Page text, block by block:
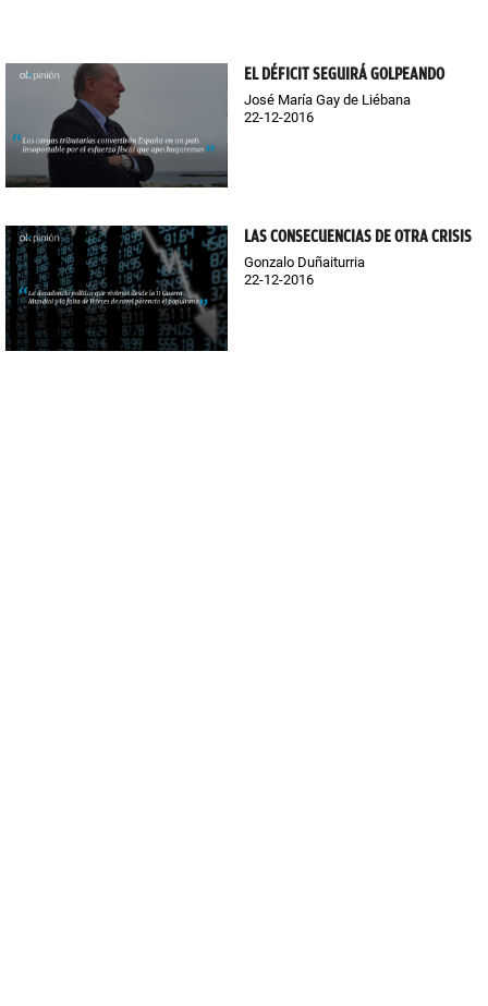
EL DÉFICIT SEGUIRÁ GOLPEANDO
José María Gay de Liébana
22-12-2016
LAS CONSECUENCIAS DE OTRA CRISIS
Gonzalo Duñaiturria
22-12-2016